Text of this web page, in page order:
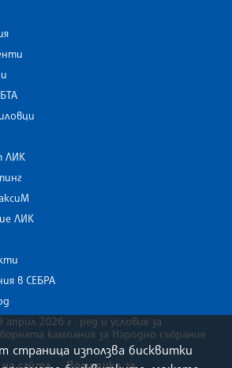
ЛИК
ЛИК
в СЕБРА
април 2026 г . ред и условия за
кампания за Народно събрание
сайта Политика за
страница използва бисквитки